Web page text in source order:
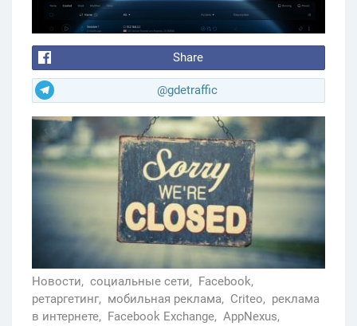
Share
@gdetraffic
Новости, социальные сети, Facebook,
ретаргетинг, мобильная реклама, Criteo, реклама
в интернете, Facebook Exchange, AppNexus,